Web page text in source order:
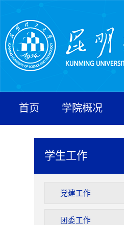
首页 学院概况
学生工作
党建工作
团委工作